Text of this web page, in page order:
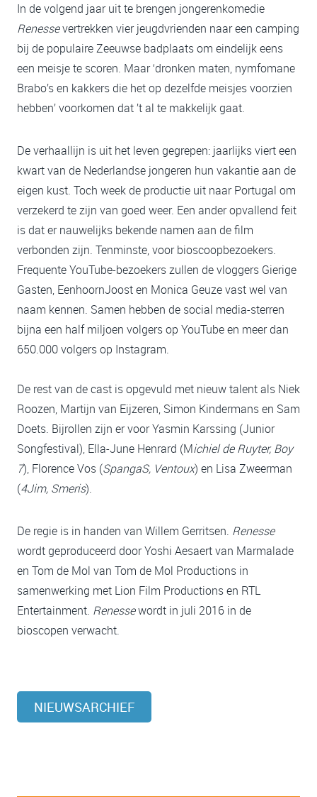
In de volgend jaar uit te brengen jongerenkomedie
Renessevertrekken vier jeugdvrienden naar een camping
bij de populaire Zeeuwse badplaats om eindelijk eens
een meisje te scoren. Maar ‘dronken maten, nymfomane
Brabo’s en kakkers die het op dezelfde meisjes voorzien
hebben’ voorkomen dat ’t al te makkelijk gaat.
De verhaallijn is uit het leven gegrepen: jaarlijks viert een
kwart van de Nederlandse jongeren hun vakantie aan de
eigen kust. Toch week de productie uit naar Portugal om
verzekerd te zijn van goed weer. Een ander opvallend feit
is dat er nauwelijks bekende namen aan de film
verbonden zijn. Tenminste, voor bioscoopbezoekers.
Frequente YouTube-bezoekers zullen de vloggers Gierige
Gasten, EenhoornJoost en Monica Geuze vast wel van
naam kennen. Samen hebben de social media-sterren
bijna een half miljoen volgers op YouTube en meer dan
650.000 volgers op Instagram.
De rest van de cast is opgevuld met nieuw talent als Niek
Roozen, Martijn van Eijzeren, Simon Kindermans en Sam
Doets. Bijrollen zijn er voor Yasmin Karssing (Junior
Songfestival), Ella-June Henrard (Michiel de Ruyter, Boy
7), Florence Vos (SpangaS, Ventoux) en Lisa Zweerman
(4Jim, Smeris).
De regie is in handen van Willem Gerritsen. Renesse
wordt geproduceerd door Yoshi Aesaert van Marmalade
en Tom de Mol van Tom de Mol Productions in
samenwerking met Lion Film Productions en RTL
Entertainment. Renessewordt in juli 2016 in de
bioscopen verwacht.
NIEUWSARCHIEF